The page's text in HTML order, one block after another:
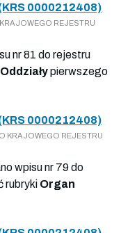
0000212408)
REJESTRU
nr 81 do rejestru
Oddziałypierwszego
0000212408)
KRAJOWEGO REJESTRU
wpisu nr 79 do
rubryki Organ